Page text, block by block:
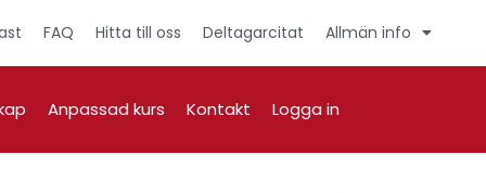
FAQ Hitta till oss Deltagarcitat Allmän info
Anpassad kurs Kontakt Logga in